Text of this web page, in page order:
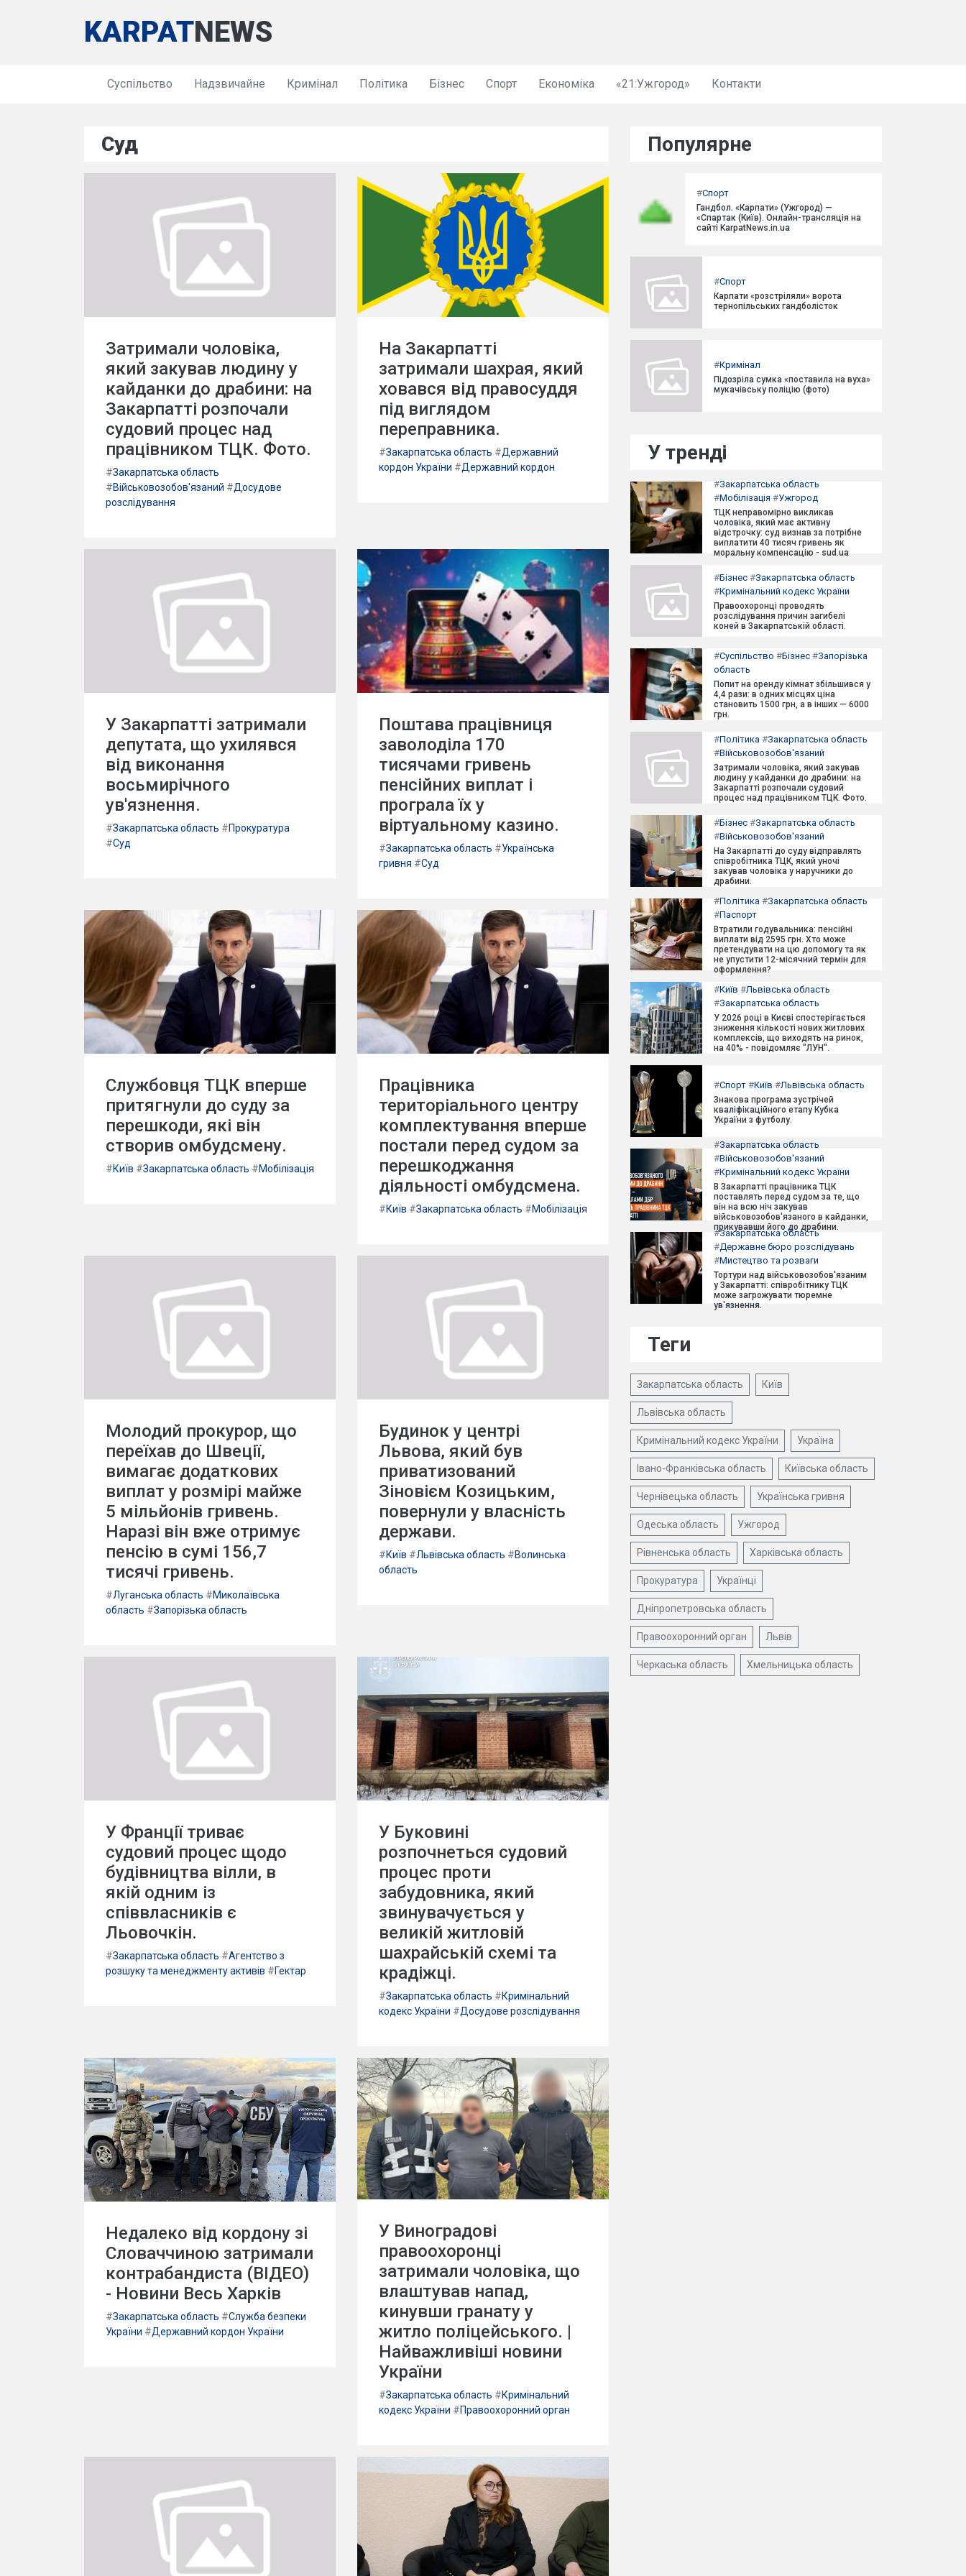
KARPATNEWS
Суспільство Надзвичайне Кримінал Політика Бізнес Спорт Економіка «21:Ужгород» Контакти
Суд
Затримали чоловіка,
який закував людину у
кайданки до драбини: на
Закарпатті розпочали
судовий процес над
працівником ТЦК. Фото.
#Закарпатська область
#Військовозобов'язаний #Досудове
розслідування
На Закарпатті
затримали шахрая, який
ховався від правосуддя
під виглядом
переправника.
#Закарпатська область #Державний
кордон України #Державний кордон
У Закарпатті затримали
депутата, що ухилявся
від виконання
восьмирічного
ув'язнення.
#Закарпатська область #Прокуратура
#Суд
Поштава працівниця
заволоділа 170
тисячами гривень
пенсійних виплат і
програла їх у
віртуальному казино.
#Закарпатська область #Українська
гривня #Суд
Службовця ТЦК вперше
притягнули до суду за
перешкоди, які він
створив омбудсмену.
#Київ #Закарпатська область #Мобілізація
Працівника
територіального центру
комплектування вперше
постали перед судом за
перешкоджання
діяльності омбудсмена.
#Київ #Закарпатська область #Мобілізація
Молодий прокурор, що
переїхав до Швеції,
вимагає додаткових
виплат у розмірі майже
5 мільйонів гривень.
Наразі він вже отримує
пенсію в сумі 156,7
тисячі гривень.
#Луганська область #Миколаївська
область #Запорізька область
Будинок у центрі
Львова, який був
приватизований
Зіновієм Козицьким,
повернули у власність
держави.
#Київ #Львівська область #Волинська
область
У Франції триває
судовий процес щодо
будівництва вілли, в
якій одним із
співвласників є
Льовочкін.
#Закарпатська область #Агентство з
розшуку та менеджменту активів #Гектар
У Буковині
розпочнеться судовий
процес проти
забудовника, який
звинувачується у
великій житловій
шахрайській схемі та
крадіжці.
#Закарпатська область #Кримінальний
кодекс України #Досудове розслідування
Недалеко від кордону зі
Словаччиною затримали
контрабандиста (ВІДЕО)
- Новини Весь Харків
#Закарпатська область #Служба безпеки
України #Державний кордон України
У Виноградові
правоохоронці
затримали чоловіка, що
влаштував напад,
кинувши гранату у
житло поліцейського. |
Найважливіші новини
України
#Закарпатська область #Кримінальний
кодекс України #Правоохоронний орган
Популярне
#Спорт
Гандбол. «Карпати» (Ужгород) —
«Спартак (Київ). Онлайн-трансляція на
сайті KarpatNews.in.ua
#Спорт
Карпати «розстріляли» ворота
тернопільських гандболісток
#Кримінал
Підозріла сумка «поставила на вуха»
мукачівську поліцію (фото)
У тренді
#Закарпатська область
#Мобілізація #Ужгород
ТЦК неправомірно викликав
чоловіка, який має активну
відстрочку: суд визнав за потрібне
виплатити 40 тисяч гривень як
моральну компенсацію - sud.ua
#Бізнес #Закарпатська область
#Кримінальний кодекс України
Правоохоронці проводять
розслідування причин загибелі
коней в Закарпатській області.
#Суспільство #Бізнес #Запорізька
область
Попит на оренду кімнат збільшився у
4,4 рази: в одних місцях ціна
становить 1500 грн, а в інших — 6000
грн.
#Політика #Закарпатська область
#Військовозобов'язаний
Затримали чоловіка, який закував
людину у кайданки до драбини: на
Закарпатті розпочали судовий
процес над працівником ТЦК. Фото.
#Бізнес #Закарпатська область
#Військовозобов'язаний
На Закарпатті до суду відправлять
співробітника ТЦК, який уночі
закував чоловіка у наручники до
драбини.
#Політика #Закарпатська область
#Паспорт
Втратили годувальника: пенсійні
виплати від 2595 грн. Хто може
претендувати на цю допомогу та як
не упустити 12-місячний термін для
оформлення?
#Київ #Львівська область
#Закарпатська область
У 2026 році в Києві спостерігається
зниження кількості нових житлових
комплексів, що виходять на ринок,
на 40% - повідомляє "ЛУН".
#Спорт #Київ #Львівська область
Знакова програма зустрічей
кваліфікаційного етапу Кубка
України з футболу.
#Закарпатська область
#Військовозобов'язаний
#Кримінальний кодекс України
В Закарпатті працівника ТЦК
поставлять перед судом за те, що
він на всю ніч закував
військовозобов'язаного в кайданки,
прикувавши його до драбини.
#Закарпатська область
#Державне бюро розслідувань
#Мистецтво та розваги
Тортури над військовозобов'язаним
у Закарпатті: співробітнику ТЦК
може загрожувати тюремне
ув'язнення.
Теги
Закарпатська область Київ
Львівська область
Кримінальний кодекс України Україна
Івано-Франківська область Київська область
Чернівецька область Українська гривня
Одеська область Ужгород
Рівненська область Харківська область
Прокуратура Українці
Дніпропетровська область
Правоохоронний орган Львів
Черкаська область Хмельницька область